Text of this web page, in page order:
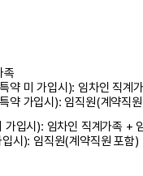
족
약 미 가입시): 임차인 직계
약 가입시): 임직원(계약직
가입시): 임차인 직계가족 +
시): 임직원(계약직원 포함)